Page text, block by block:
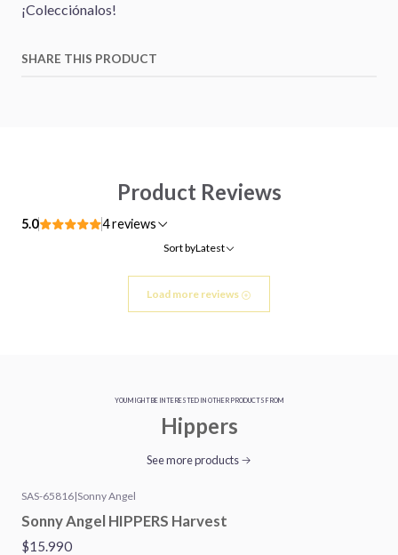
¡Colecciónalos!
SHARE THIS PRODUCT
Product Reviews
5.0 4 reviews
Sort byLatest
Load more reviews
YOU MIGHT BE INTERESTED IN OTHER PRODUCTS FROM
Hippers
See more products
SAS-65816|Sonny Angel
Sonny Angel HIPPERS Harvest
$15.990